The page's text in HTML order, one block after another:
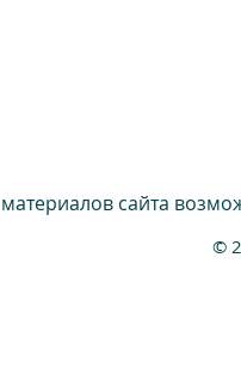
©
сайта